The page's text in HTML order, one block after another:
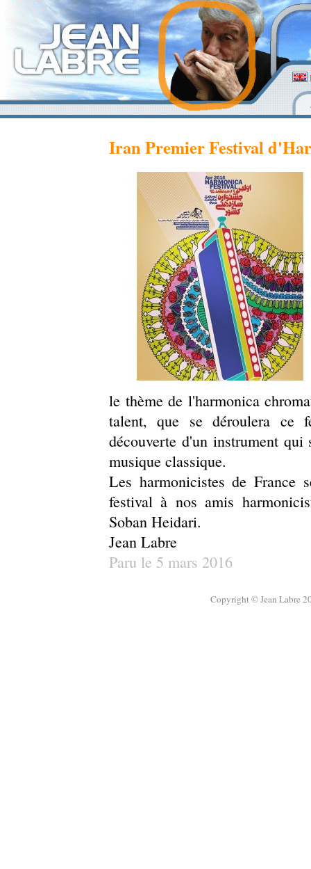
Iran Premier Festival
le thème de l'harmonica
talent, que se déroulera
découverte d'un instrument
musique classique.
Les harmonicistes de France
festival à nos amis
Soban Heidari.
Jean Labre
Paru le 5 mars 2016
Copyright © Jean Labre